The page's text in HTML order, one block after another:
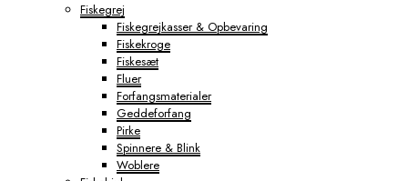
Fiskegrej
Fiskegrejkasser & Opbevaring
Fiskekroge
Fiskesæt
Fluer
Forfangsmaterialer
Geddeforfang
Pirke
Spinnere & Blink
Woblere